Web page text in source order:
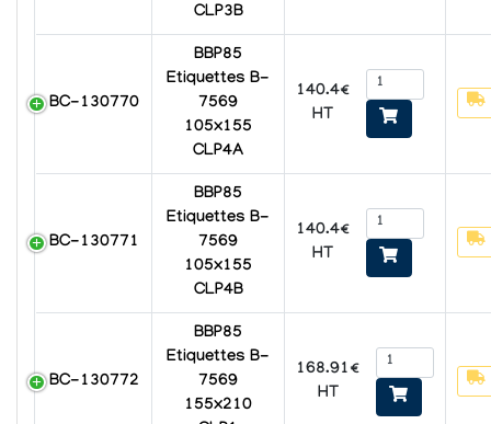
CLP3B
BC-130770
BBP85
Etiquettes B-
7569
105x155
CLP4A
140.4€
HT
BC-130771
BBP85
Etiquettes B-
7569
105x155
CLP4B
140.4€
HT
BC-130772
BBP85
Etiquettes B-
7569
155x210
168.91€
HT